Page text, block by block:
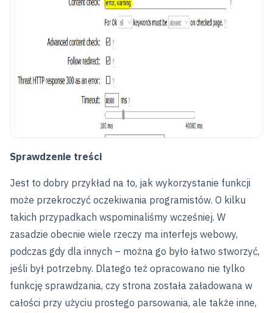
Sprawdzenie treści
Jest to dobry przykład na to, jak wykorzystanie funkcji
może przekroczyć oczekiwania programistów. O kilku
takich przypadkach wspominaliśmy wcześniej. W
zasadzie obecnie wiele rzeczy ma interfejs webowy,
podczas gdy dla innych – można go było łatwo stworzyć,
jeśli był potrzebny. Dlatego też opracowano nie tylko
funkcję sprawdzania, czy strona została załadowana w
całości przy użyciu prostego parsowania, ale także inne,